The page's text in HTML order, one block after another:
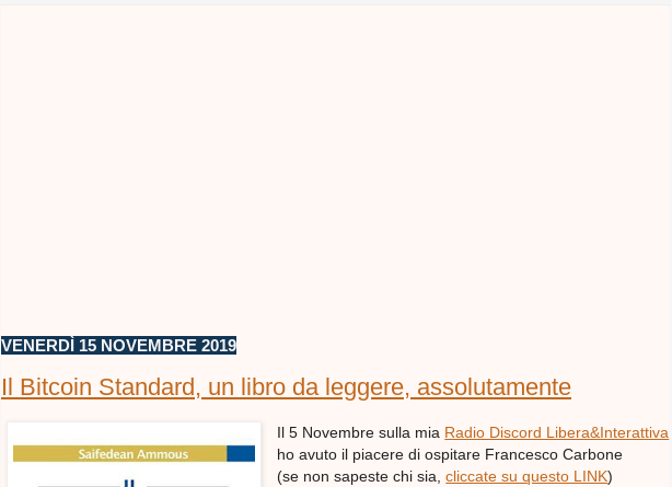
VENERDÌ 15 NOVEMBRE 2019
Il Bitcoin Standard, un libro da leggere, assolutamente
Il 5 Novembre sulla mia Radio Discord Libera&Interattiva
ho avuto il piacere di ospitare Francesco Carbone
(se non sapeste chi sia,cliccate su questo LINK)